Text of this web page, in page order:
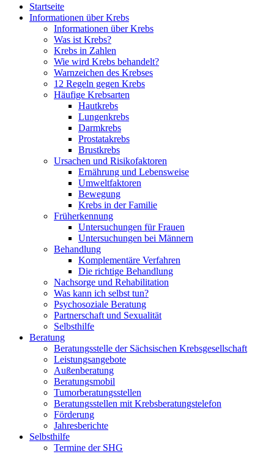
Startseite
Informationen über Krebs
Informationen über Krebs
Was ist Krebs?
Krebs in Zahlen
Wie wird Krebs behandelt?
Warnzeichen des Krebses
12 Regeln gegen Krebs
Häufige Krebsarten
Hautkrebs
Lungenkrebs
Darmkrebs
Prostatakrebs
Brustkrebs
Ursachen und Risikofaktoren
Ernährung und Lebensweise
Umweltfaktoren
Bewegung
Krebs in der Familie
Früherkennung
Untersuchungen für Frauen
Untersuchungen bei Männern
Behandlung
Komplementäre Verfahren
Die richtige Behandlung
Nachsorge und Rehabilitation
Was kann ich selbst tun?
Psychosoziale Beratung
Partnerschaft und Sexualität
Selbsthilfe
Beratung
Beratungsstelle der Sächsischen Krebsgesellschaft
Leistungsangebote
Außenberatung
Beratungsmobil
Tumorberatungsstellen
Beratungsstellen mit Krebsberatungstelefon
Förderung
Jahresberichte
Selbsthilfe
Termine der SHG